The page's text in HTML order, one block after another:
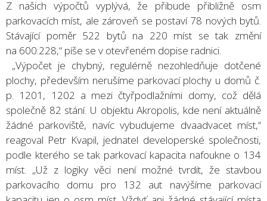
Z našich výpočtů vyplývá, že přibude přibližně osm
parkovacích míst, ale zároveň se postaví 78 nových bytů.
Stávající poměr 522 bytů na 220 míst se tak změní
na 600:228,“ píše se v otevřeném dopise radnici.
„Výpočet je chybný, regulérně nezohledňuje dotčené
plochy, především nerušíme parkovací plochy u domů č.
p. 1201, 1202 a mezi čtyřpodlažními domy, což dělá
společně 82 stání. U objektu Akropolis, kde není aktuálně
žádné parkoviště, navíc vybudujeme dvaadvacet míst,“
reagoval Petr Kvapil, jednatel developerské společnosti,
podle kterého se tak parkovací kapacita nafoukne o 134
míst. „Už z logiky věci není možné tvrdit, že stavbou
parkovacího domu pro 132 aut navýšíme parkovací